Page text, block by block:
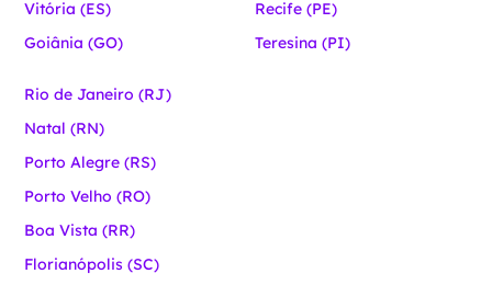
Vitória (ES)
Goiânia (GO)
Recife (PE)
Teresina (PI)
Rio de Janeiro (RJ)
Natal (RN)
Porto Alegre (RS)
Porto Velho (RO)
Boa Vista (RR)
Florianópolis (SC)